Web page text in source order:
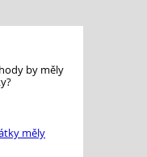
by měly
měly